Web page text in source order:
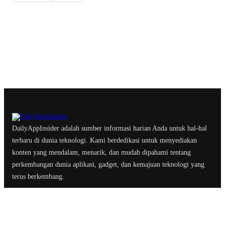
DailyAppInsider adalah sumber informasi harian Anda untuk hal-hal
terbaru di dunia teknologi. Kami berdedikasi untuk menyediakan
konten yang mendalam, menarik, dan mudah dipahami tentang
perkembangan dunia aplikasi, gadget, dan kemajuan teknologi yang
terus berkembang.